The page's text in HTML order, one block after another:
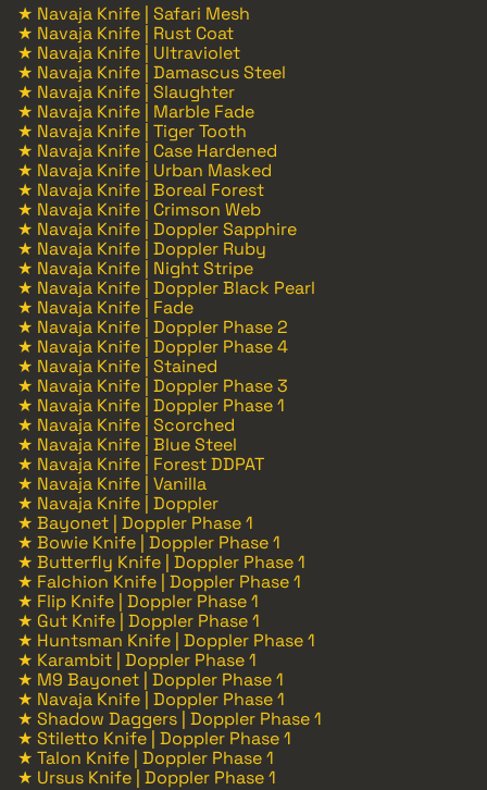
★ Navaja Knife | Safari Mesh
★ Navaja Knife | Rust Coat
★ Navaja Knife | Ultraviolet
★ Navaja Knife | Damascus Steel
★ Navaja Knife | Slaughter
★ Navaja Knife | Marble Fade
★ Navaja Knife | Tiger Tooth
★ Navaja Knife | Case Hardened
★ Navaja Knife | Urban Masked
★ Navaja Knife | Boreal Forest
★ Navaja Knife | Crimson Web
★ Navaja Knife | Doppler Sapphire
★ Navaja Knife | Doppler Ruby
★ Navaja Knife | Night Stripe
★ Navaja Knife | Doppler Black Pearl
★ Navaja Knife | Fade
★ Navaja Knife | Doppler Phase 2
★ Navaja Knife | Doppler Phase 4
★ Navaja Knife | Stained
★ Navaja Knife | Doppler Phase 3
★ Navaja Knife | Doppler Phase 1
★ Navaja Knife | Scorched
★ Navaja Knife | Blue Steel
★ Navaja Knife | Forest DDPAT
★ Navaja Knife | Vanilla
★ Navaja Knife | Doppler
★ Bayonet | Doppler Phase 1
★ Bowie Knife | Doppler Phase 1
★ Butterfly Knife | Doppler Phase 1
★ Falchion Knife | Doppler Phase 1
★ Flip Knife | Doppler Phase 1
★ Gut Knife | Doppler Phase 1
★ Huntsman Knife | Doppler Phase 1
★ Karambit | Doppler Phase 1
★ M9 Bayonet | Doppler Phase 1
★ Navaja Knife | Doppler Phase 1
★ Shadow Daggers | Doppler Phase 1
★ Stiletto Knife | Doppler Phase 1
★ Talon Knife | Doppler Phase 1
★ Ursus Knife | Doppler Phase 1